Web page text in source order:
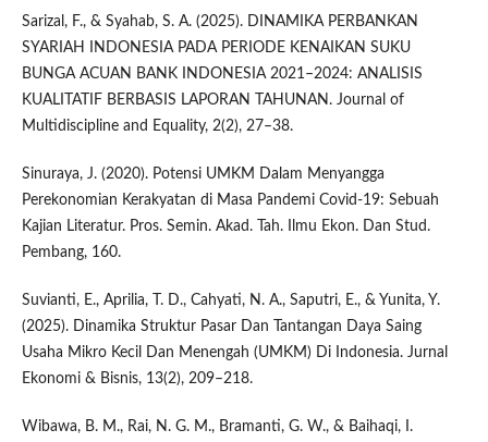
Sarizal, F., & Syahab, S. A. (2025). DINAMIKA PERBANKAN
SYARIAH INDONESIA PADA PERIODE KENAIKAN SUKU
BUNGA ACUAN BANK INDONESIA 2021–2024: ANALISIS
KUALITATIF BERBASIS LAPORAN TAHUNAN. Journal of
Multidiscipline and Equality, 2(2), 27–38.
Sinuraya, J. (2020). Potensi UMKM Dalam Menyangga
Perekonomian Kerakyatan di Masa Pandemi Covid-19: Sebuah
Kajian Literatur. Pros. Semin. Akad. Tah. Ilmu Ekon. Dan Stud.
Pembang, 160.
Suvianti, E., Aprilia, T. D., Cahyati, N. A., Saputri, E., & Yunita, Y.
(2025). Dinamika Struktur Pasar Dan Tantangan Daya Saing
Usaha Mikro Kecil Dan Menengah (UMKM) Di Indonesia. Jurnal
Ekonomi & Bisnis, 13(2), 209–218.
Wibawa, B. M., Rai, N. G. M., Bramanti, G. W., & Baihaqi, I.